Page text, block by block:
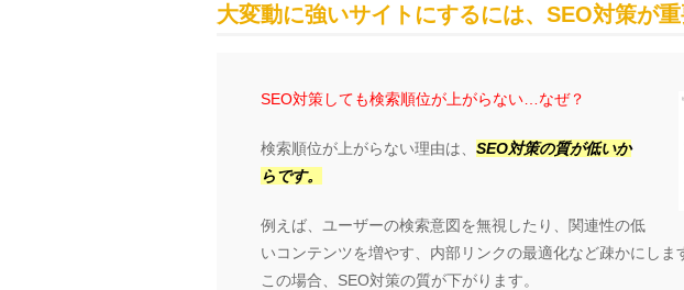
大変動に強いサイトにするには、SEO対策が重
SEO対策しても検索順位が上がらない…なぜ？
検索順位が上がらない理由は、 SEO対策の質が低いか
らです。
例えば、ユーザーの検索意図を無視したり、関連性の低
いコンテンツを増やす、内部リンクの最適化など疎かにしま
この場合、SEO対策の質が下がります。